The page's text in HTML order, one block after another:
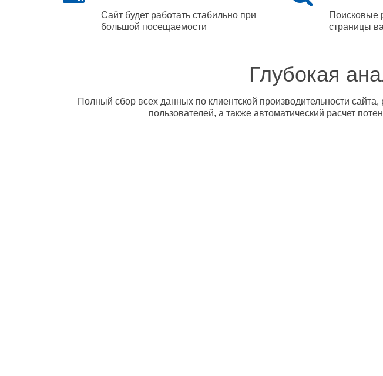
Сайт будет работать стабильно при
большой посещаемости
Поисковые
страницы
Глубокая
Полный сбор всех данных по клиентской производительности
пользователей, а также автоматический расчет